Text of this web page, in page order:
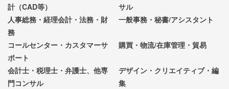
計（CAD等）
サル
人事総務・経理会計・法務・財
務
一般事務・秘書/アシスタント
コールセンター・カスタマーサ
ポート
購買・物流/在庫管理・貿易
会計士・税理士・弁護士、他専
門コンサル
デザイン・クリエイティブ・編
集